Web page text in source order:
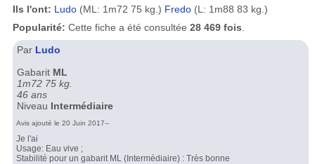
Ils l'ont: Ludo(ML: 1m72 75 kg.) Fredo(L: 1m88 83 kg.)
Popularité: Cette fiche a été consultée 28 469 fois
Par Ludo
Gabarit ML
1m72 75 kg.
46 ans
Niveau Intermédiaire
Avis ajouté le 20 Juin 2017--
Je l'ai
Usage: Eau vive ;
Stabilité pour un gabarit ML (Intermédiaire) : Très bonne